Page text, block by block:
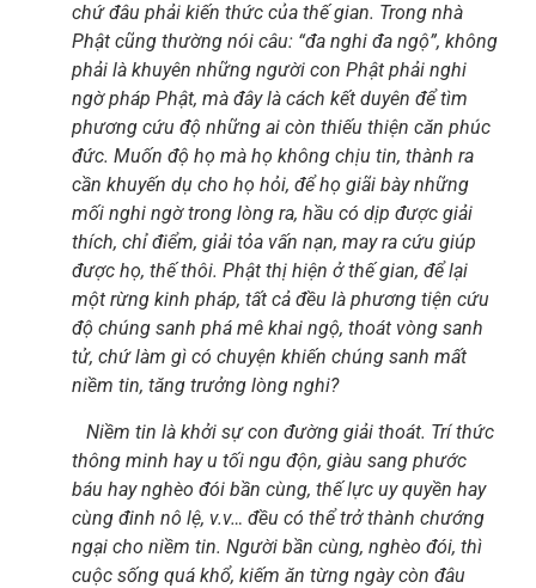
chứ đâu phải kiến thức của thế gian. Trong nhà
Phật cũng thường nói câu: “đa nghi đa ngộ”, không
phải là khuyên những người con Phật phải nghi
ngờ pháp Phật, mà đây là cách kết duyên để tìm
phương cứu độ những ai còn thiếu thiện căn phúc
đức. Muốn độ họ mà họ không chịu tin, thành ra
cần khuyến dụ cho họ hỏi, để họ giãi bày những
mối nghi ngờ trong lòng ra, hầu có dịp được giải
thích, chỉ điểm, giải tỏa vấn nạn, may ra cứu giúp
được họ, thế thôi. Phật thị hiện ở thế gian, để lại
một rừng kinh pháp, tất cả đều là phương tiện cứu
độ chúng sanh phá mê khai ngộ, thoát vòng sanh
tử, chứ làm gì có chuyện khiến chúng sanh mất
niềm tin, tăng trưởng lòng nghi?
Niềm tin là khởi sự con đường giải thoát. Trí thức
thông minh hay u tối ngu độn, giàu sang phước
báu hay nghèo đói bần cùng, thế lực uy quyền hay
cùng đinh nô lệ, v.v… đều có thể trở thành chướng
ngại cho niềm tin. Người bần cùng, nghèo đói, thì
cuộc sống quá khổ, kiếm ăn từng ngày còn đâu